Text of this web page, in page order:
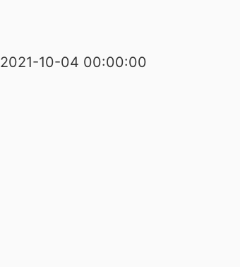
2021-10-04 00:00:00